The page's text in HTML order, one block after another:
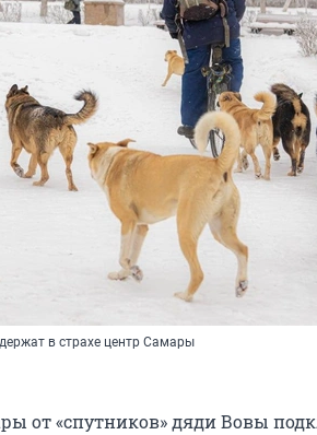
в страхе центр Самары
от «спутников» дяди Вовы